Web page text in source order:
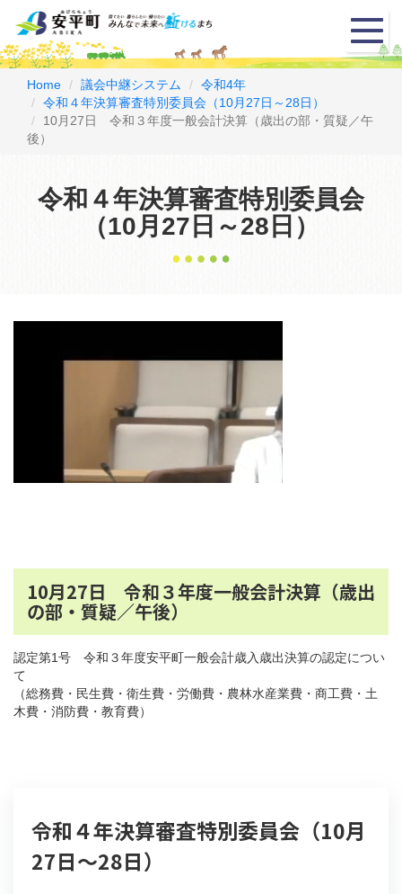
メ
ニ
ュ
Home 議会中継システム
令和4年
令和４年決算審査特別委員会（10月27日～28日）
10月27日 令和３年度一般会計決算（歳出の部・質疑／午
後）
令和４年決算審査特別委員会
（10月27日～28日）
10月27日 令和３年度一般会計決算（歳出
の部・質疑／午後）
認定第1号 令和３年度安平町一般会計歳入歳出決算の認定につい
て
（総務費・民生費・衛生費・労働費・農林水産業費・商工費・土
木費・消防費・教育費）
令和４年決算審査特別委員会（10月
27日～28日）